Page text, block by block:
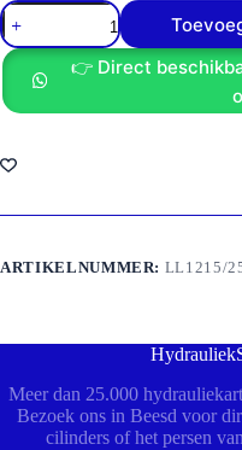
Polyamide
slang
12x1.5
Mtr
NP
👉 Direct
ARTIKELNUMMER: LL1215/
Meer dan 25.000
Bezoek ons in Beesd voor
cilinders of het persen